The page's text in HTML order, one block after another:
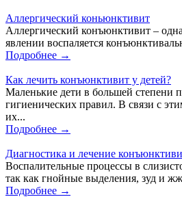
Аллергический коньюнктивит
Аллергический конъюнктивит –
явлении воспаляется
Подробнее →
Как лечить конъюнктивит у детей?
Маленькие дети в большей степени
гигиенических правил. В связи с
их...
Подробнее →
Диагностика и лечение
Воспалительные процессы в
так как гнойные выделения, зуд и
Подробнее →